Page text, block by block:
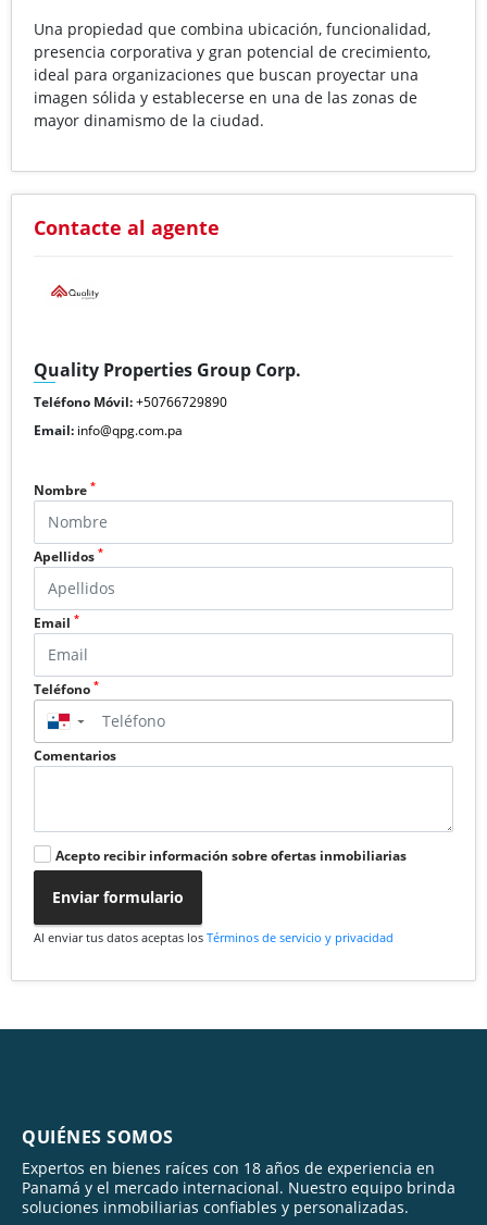
Una propiedad que combina ubicación, funcionalidad,
presencia corporativa y gran potencial de crecimiento,
ideal para organizaciones que buscan proyectar una
imagen sólida y establecerse en una de las zonas de
mayor dinamismo de la ciudad.
Contacte al agente
Quality Properties Group Corp.
Teléfono Móvil:+50766729890
Email: info@qpg.com.pa
Nombre *
Apellidos *
Email *
Teléfono *
▼
Comentarios
Acepto recibir información sobre ofertas inmobiliarias
Enviar formulario
Al enviar tus datos aceptas los Términos de servicio y privacidad
QUIÉNES SOMOS
Expertos en bienes raíces con 18 años de experiencia en
Panamá y el mercado internacional. Nuestro equipo brinda
soluciones inmobiliarias confiables y personalizadas.